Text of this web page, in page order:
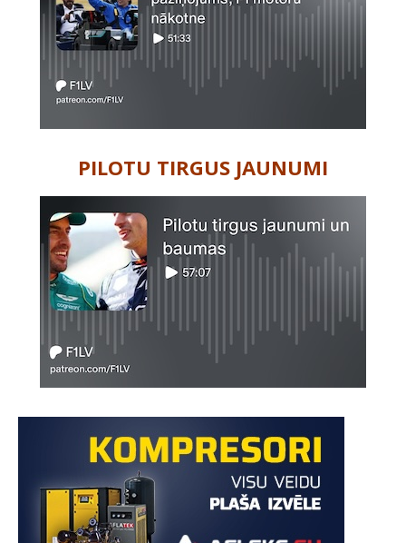
PILOTU TIRGUS JAUNUMI